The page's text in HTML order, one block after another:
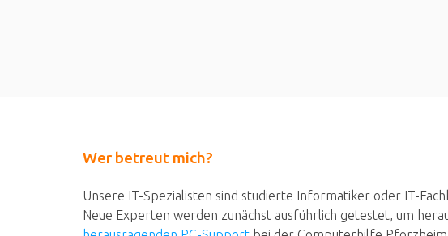
Wer betreut mich?
Unsere IT-Spezialisten sind studierte Informatiker oder IT-
Neue Experten werden zunächst ausführlich getestet, um